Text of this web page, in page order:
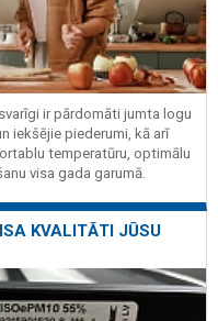
ir pārdomāti jumta logu
iekšējie piederumi, kā arī
temperatūru, optimālu
visa gada garumā.
KVALITĀTI JŪSU